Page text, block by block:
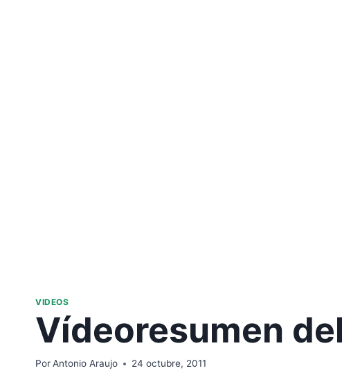
VIDEOS
Vídeoresumen
PorAntonio Araujo 24 octubre, 2011